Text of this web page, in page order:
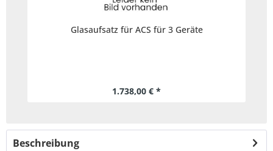
Glasaufsatz für ACS für 3 Geräte
1.738,00 € *
Beschreibung